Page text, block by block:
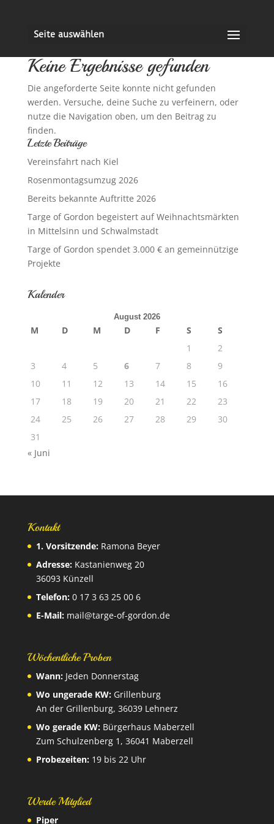
Seite auswählen
Keine Ergebnisse gefunden
Die angeforderte Seite konnte nicht gefunden
werden. Versuche, deine Suche zu verfeinern, oder
nutze die Navigation oben, um den Beitrag zu
finden.
Letzte Beiträge
Vereinsfahrt nach Kiel
Rosenmontagsumzug 2026
Bereits bekannte Auftritte 2026
Targe of Gordon begeistert auf Weihnachtsmärkten
in Mittelsinn und Schwalmstadt
Targe of Gordon spendet 3.000 € an gemeinnützige
Projekte
Kalender
August 2026
M D M D F S
S
1
2
3
4 5 6 7 8
9
10
11 12 13 14 15
16
17
18 19 20 21 22
23
24
25 26 27 28 29
30
31
« Juni
Kontakt
1. Vorsitzende:Ramona Beyer
Adresse:Kastanienweg 20
36093 Künzell
Telefon:0 17 3 63 25 00 6
E-Mail: mail@targe-of-gordon.de
Wöchentliche Proben
Wann:Jeden Donnerstag
Wo ungerade KW:Grillenburg
An der Grillenburg, 36039 Lehnerz
Wo gerade KW:Bürgerhaus Maberzell
Zum Schulzenberg 1, 36041 Maberzell
Probezeiten:19 bis 22 Uhr
Werde Mitglied
Piper